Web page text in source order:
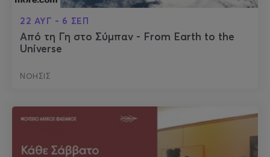
22 ΑΥΓ - 6 ΣΕΠ
Από τη Γη στο Σύμπαν - From Earth to the
Universe
ΝΟΗΣΙΣ